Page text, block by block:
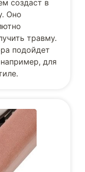
создаст в
Оно
травму.
подойдет
для